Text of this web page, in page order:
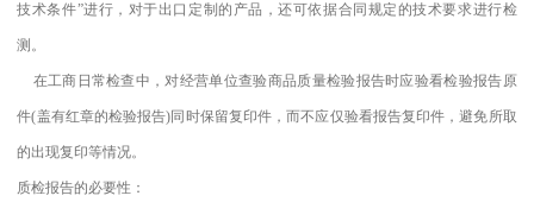
技术条件”进行，对于出口定制的产品，还可依据合同规定的技术要求进行检
测。
在工商日常检查中，对经营单位查验商品质量检验报告时应验看检验报告原
件(盖有红章的检验报告)同时保留复印件，而不应仅验看报告复印件，避免所取
的出现复印等情况。
质检报告的必要性：